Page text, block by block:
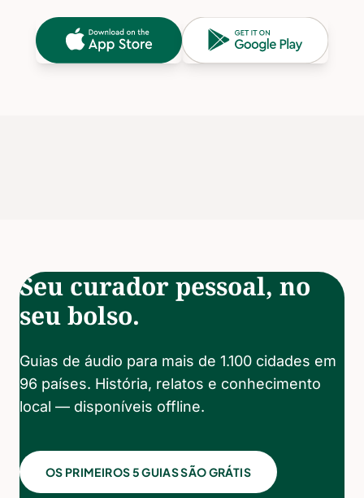
Seu curador pessoal, no
seu bolso.
Guias de áudio para mais de 1.100 cidades em
96 países. História, relatos e conhecimento
local — disponíveis offline.
OS PRIMEIROS 5 GUIAS SÃO GRÁTIS